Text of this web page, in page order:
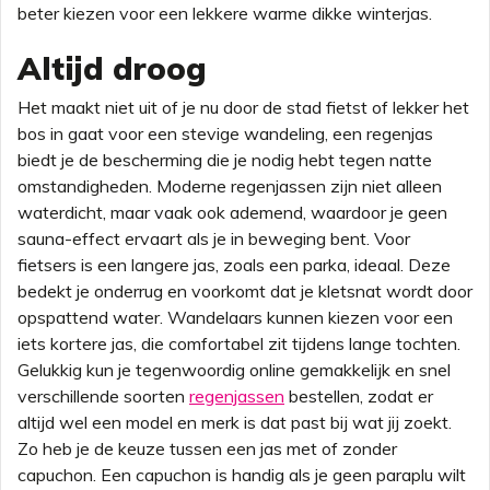
beter kiezen voor een lekkere warme dikke winterjas.
Altijd droog
Het maakt niet uit of je nu door de stad fietst of lekker het
bos in gaat voor een stevige wandeling, een regenjas
biedt je de bescherming die je nodig hebt tegen natte
omstandigheden. Moderne regenjassen zijn niet alleen
waterdicht, maar vaak ook ademend, waardoor je geen
sauna-effect ervaart als je in beweging bent. Voor
fietsers is een langere jas, zoals een parka, ideaal. Deze
bedekt je onderrug en voorkomt dat je kletsnat wordt door
opspattend water. Wandelaars kunnen kiezen voor een
iets kortere jas, die comfortabel zit tijdens lange tochten.
Gelukkig kun je tegenwoordig online gemakkelijk en snel
verschillende soorten regenjassen bestellen, zodat er
altijd wel een model en merk is dat past bij wat jij zoekt.
Zo heb je de keuze tussen een jas met of zonder
capuchon. Een capuchon is handig als je geen paraplu wilt